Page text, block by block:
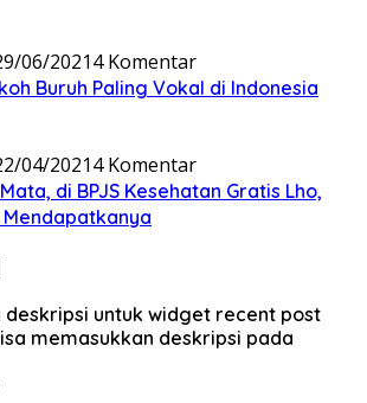
06/20214 Komentar
Buruh Paling Vokal di Indonesia
04/20214 Komentar
di BPJS Kesehatan Gratis Lho,
deskripsi untuk widget recent post
memasukkan deskripsi pada